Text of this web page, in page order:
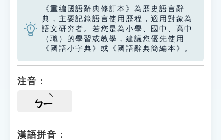
《重編國語辭典修訂本》為歷史語言辭
典，主要記錄語言使用歷程，適用對象為
語文研究者。若您是為小學、國中、高中
（職）的學習或教學，建議您優先使用
《國語小字典》或《國語辭典簡編本》。
注音：
ㄅㄧ
漢語拼音：